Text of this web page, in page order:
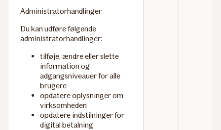
Administratorhandlinger
Du kan udføre følgende
administratorhandlinger:
tilføje, ændre eller slette
information og
adgangsniveauer for alle
brugere
opdatere oplysninger om
virksomheden
opdatere indstilninger for
digital betalning